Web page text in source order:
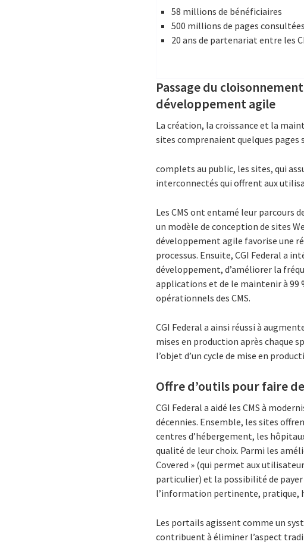
58 millions de bénéficiaires
500 millions de pages
20 ans de partenariat entre les
Passage du
développement agile
La création, la croissance et la
sites comprenaient quelques pages
complets au public, les sites, qui
interconnectés qui offrent aux
Les CMS ont entamé leur parcours
un modèle de conception de sites
développement agile favorise une
processus. Ensuite, CGI Federal a
développement, d’améliorer la
applications et de le maintenir à 99
opérationnels des CMS.
CGI Federal a ainsi réussi à
mises en production après chaque
l’objet d’un cycle de mise en
Offre d’outils pour faire
CGI Federal a aidé les CMS à
décennies. Ensemble, les sites
centres d’hébergement, les
qualité de leur choix. Parmi les
Covered » (qui permet aux
particulier) et la possibilité de
l’information pertinente, pratique,
Les portails agissent comme un
contribuent à éliminer l’aspect